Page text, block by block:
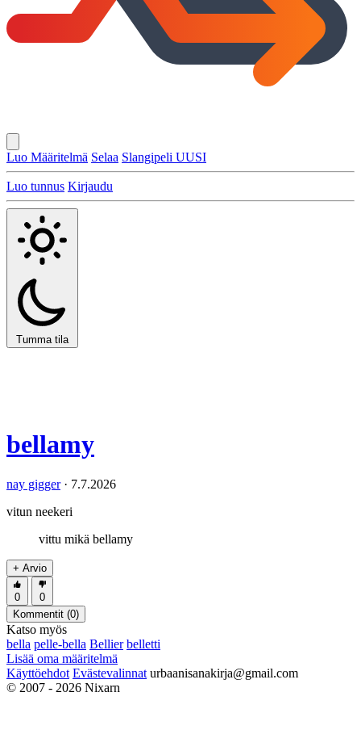
Luo Määritelmä Selaa Slangipeli UUSI
Luo tunnus Kirjaudu
Tumma tila
bellamy
nay gigger · 7.7.2026
vitun neekeri
vittu mikä bellamy
+ Arvio
0
0
Kommentit (0)
Katso myös
bella pelle-bella Bellier belletti
Lisää oma määritelmä
Käyttöehdot Evästevalinnat urbaanisanakirja@gmail.com
© 2007 - 2026 Nixarn